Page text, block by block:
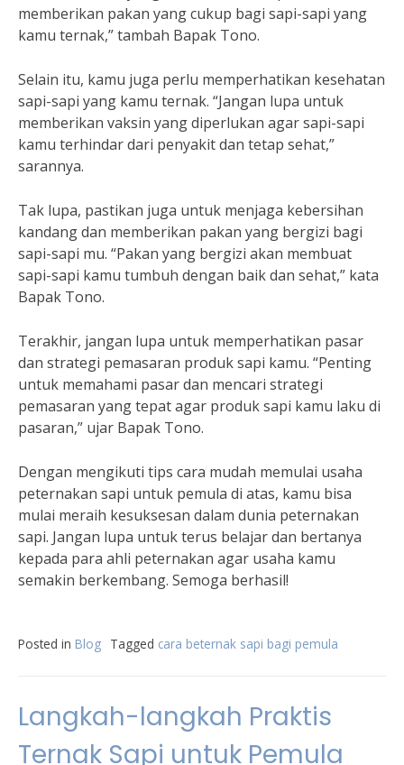
memberikan pakan yang cukup bagi sapi-sapi yang
kamu ternak,” tambah Bapak Tono.
Selain itu, kamu juga perlu memperhatikan kesehatan
sapi-sapi yang kamu ternak. “Jangan lupa untuk
memberikan vaksin yang diperlukan agar sapi-sapi
kamu terhindar dari penyakit dan tetap sehat,”
sarannya.
Tak lupa, pastikan juga untuk menjaga kebersihan
kandang dan memberikan pakan yang bergizi bagi
sapi-sapi mu. “Pakan yang bergizi akan membuat
sapi-sapi kamu tumbuh dengan baik dan sehat,” kata
Bapak Tono.
Terakhir, jangan lupa untuk memperhatikan pasar
dan strategi pemasaran produk sapi kamu. “Penting
untuk memahami pasar dan mencari strategi
pemasaran yang tepat agar produk sapi kamu laku di
pasaran,” ujar Bapak Tono.
Dengan mengikuti tips cara mudah memulai usaha
peternakan sapi untuk pemula di atas, kamu bisa
mulai meraih kesuksesan dalam dunia peternakan
sapi. Jangan lupa untuk terus belajar dan bertanya
kepada para ahli peternakan agar usaha kamu
semakin berkembang. Semoga berhasil!
Posted in Blog Tagged cara beternak sapi bagi pemula
Langkah-langkah Praktis
Ternak Sapi untuk Pemula